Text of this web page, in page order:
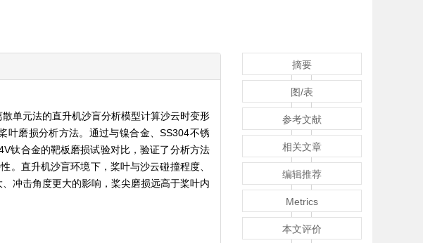
单元法的直升机沙盲分析模型计算沙云时变形
叶磨损分析方法。通过与镍合金、SS304不锈
钛合金的靶板磨损试验对比，验证了分析方法
。直升机沙盲环境下，桨叶与沙云碰撞程度、
冲击角度更大的影响，桨尖磨损远高于桨叶内
摘要
图/表
参考文献
相关文章
编辑推荐
Metrics
本文评价